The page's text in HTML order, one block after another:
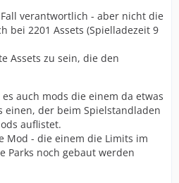
verantwortlich - aber nicht die
bei 2201 Assets (Spielladezeit 9
Assets zu sein, die den
auch mods die einem da etwas
einen, der beim Spielstandladen
auflistet.
Mod - die einem die Limits im
Parks noch gebaut werden